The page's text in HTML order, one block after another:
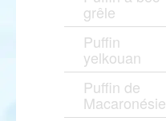
grêle
Puffin
yelkouan
Puffin de
Macaronésie